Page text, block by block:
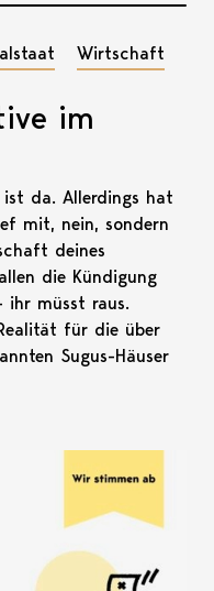
Wirtschaft
im
da. Allerdings hat
mit, nein, sondern
deines
die Kündigung
ihr müsst raus.
für die über
Sugus-Häuser